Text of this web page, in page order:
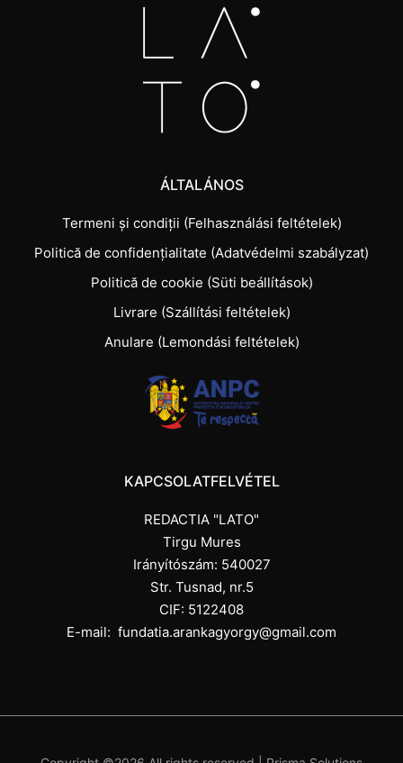
ÁLTALÁNOS
Termeni și condiții (Felhasználási feltételek)
Politică de confidențialitate (Adatvédelmi szabályzat)
Politică de cookie (Süti beállítások)
Livrare (Szállítási feltételek)
Anulare (Lemondási feltételek)
KAPCSOLATFELVÉTEL
REDACTIA "LATO"
Tirgu Mures
Irányítószám: 540027
Str. Tusnad, nr.5
CIF: 5122408
E-mail: fundatia.arankagyorgy@gmail.com